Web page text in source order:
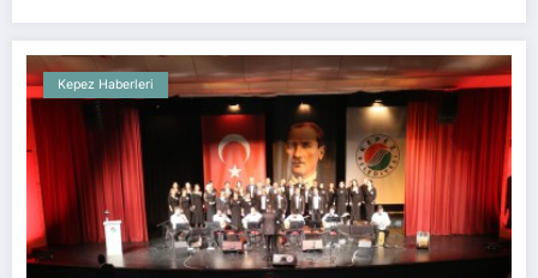
Kepez Haberleri